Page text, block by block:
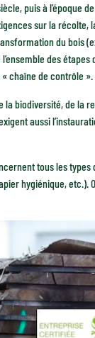
puis à l’époque
sur la récolte,
du bois
des
chaîne de contrôle ».
biodiversité, de la
aussi
tous les types
hygiénique,